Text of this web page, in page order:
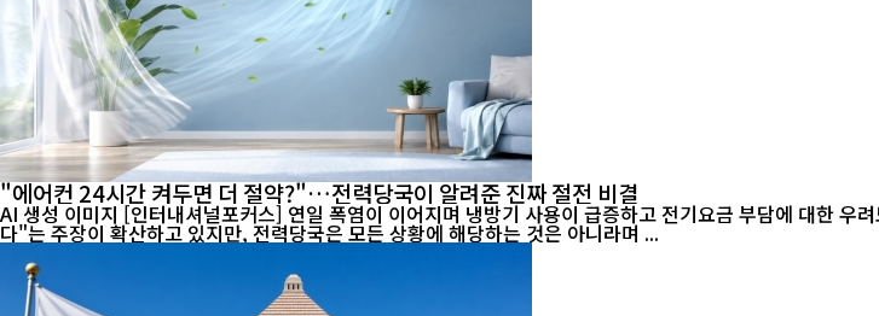
"에어컨 24시간 켜두면 더 절약?"…전력당국이 알려준 진짜 절전 비결
AI 생성 이미지 [인터내셔널포커스] 연일 폭염이 이어지며 냉방기 사용이 급증하고 전기요금 부담에 대한 우려도 커지고 있다. 최근 온라인에서는 "에어컨은 24시간 계속 켜두는 것이 오히려 전기료를 아낀
다"는 주장이 확산하고 있지만, 전력당국은 모든 상황에 해당하는 것은 아니라며 ...